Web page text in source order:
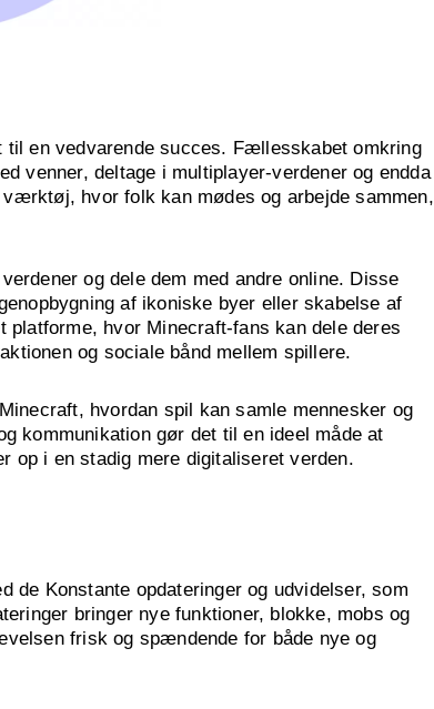
en vedvarende succes. Fællesskabet omkring
venner, deltage i multiplayer-verdener og endda
hvor folk kan mødes og arbejde sammen,
og dele dem med andre online. Disse
af ikoniske byer eller skabelse af
platforme, hvor Minecraft-fans kan dele deres
og sociale bånd mellem spillere.
hvordan spil kan samle mennesker og
kommunikation gør det til en ideel måde at
i en stadig mere digitaliseret verden.
de Konstante opdateringer og udvidelser, som
bringer nye funktioner, blokke, mobs og
frisk og spændende for både nye og